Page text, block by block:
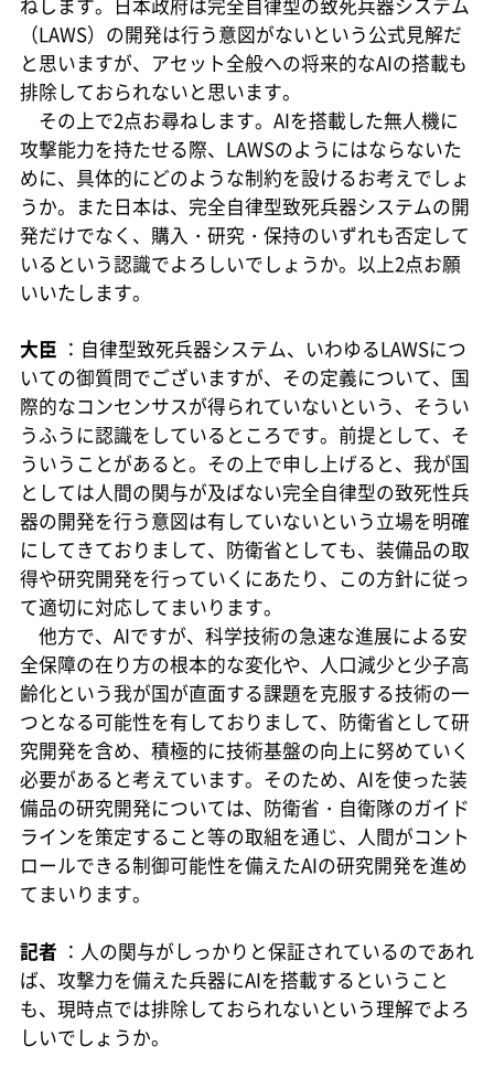
ねします。日本政府は完全自律型の致死兵器システム
（LAWS）の開発は行う意図がないという公式見解だ
と思いますが、アセット全般への将来的なAIの搭載も
排除しておられないと思います。
その上で2点お尋ねします。AIを搭載した無人機に
攻撃能力を持たせる際、LAWSのようにはならないた
めに、具体的にどのような制約を設けるお考えでしょ
うか。また日本は、完全自律型致死兵器システムの開
発だけでなく、購入・研究・保持のいずれも否定して
いるという認識でよろしいでしょうか。以上2点お願
いいたします。
大臣 ：自律型致死兵器システム、いわゆるLAWSにつ
いての御質問でございますが、その定義について、国
際的なコンセンサスが得られていないという、そうい
うふうに認識をしているところです。前提として、そ
ういうことがあると。その上で申し上げると、我が国
としては人間の関与が及ばない完全自律型の致死性兵
器の開発を行う意図は有していないという立場を明確
にしてきておりまして、防衛省としても、装備品の取
得や研究開発を行っていくにあたり、この方針に従っ
て適切に対応してまいります。
他方で、AIですが、科学技術の急速な進展による安
全保障の在り方の根本的な変化や、人口減少と少子高
齢化という我が国が直面する課題を克服する技術の一
つとなる可能性を有しておりまして、防衛省として研
究開発を含め、積極的に技術基盤の向上に努めていく
必要があると考えています。そのため、AIを使った装
備品の研究開発については、防衛省・自衛隊のガイド
ラインを策定すること等の取組を通じ、人間がコント
ロールできる制御可能性を備えたAIの研究開発を進め
てまいります。
記者 ：人の関与がしっかりと保証されているのであれ
ば、攻撃力を備えた兵器にAIを搭載するということ
も、現時点では排除しておられないという理解でよろ
しいでしょうか。